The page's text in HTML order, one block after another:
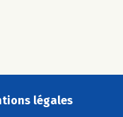
légales